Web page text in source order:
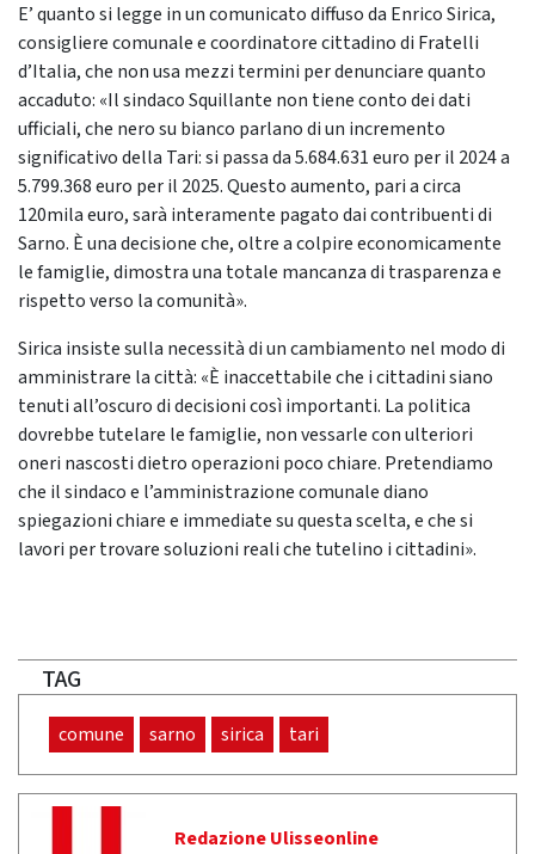
E’ quanto si legge in un comunicato diffuso da Enrico Sirica,
consigliere comunale e coordinatore cittadino di Fratelli
d’Italia, che non usa mezzi termini per denunciare quanto
accaduto: «Il sindaco Squillante non tiene conto dei dati
ufficiali, che nero su bianco parlano di un incremento
significativo della Tari: si passa da 5.684.631 euro per il 2024 a
5.799.368 euro per il 2025. Questo aumento, pari a circa
120mila euro, sarà interamente pagato dai contribuenti di
Sarno. È una decisione che, oltre a colpire economicamente
le famiglie, dimostra una totale mancanza di trasparenza e
rispetto verso la comunità».
Sirica insiste sulla necessità di un cambiamento nel modo di
amministrare la città: «È inaccettabile che i cittadini siano
tenuti all’oscuro di decisioni così importanti. La politica
dovrebbe tutelare le famiglie, non vessarle con ulteriori
oneri nascosti dietro operazioni poco chiare. Pretendiamo
che il sindaco e l’amministrazione comunale diano
spiegazioni chiare e immediate su questa scelta, e che si
lavori per trovare soluzioni reali che tutelino i cittadini».
TAG
comune sarno sirica tari
Redazione Ulisseonline